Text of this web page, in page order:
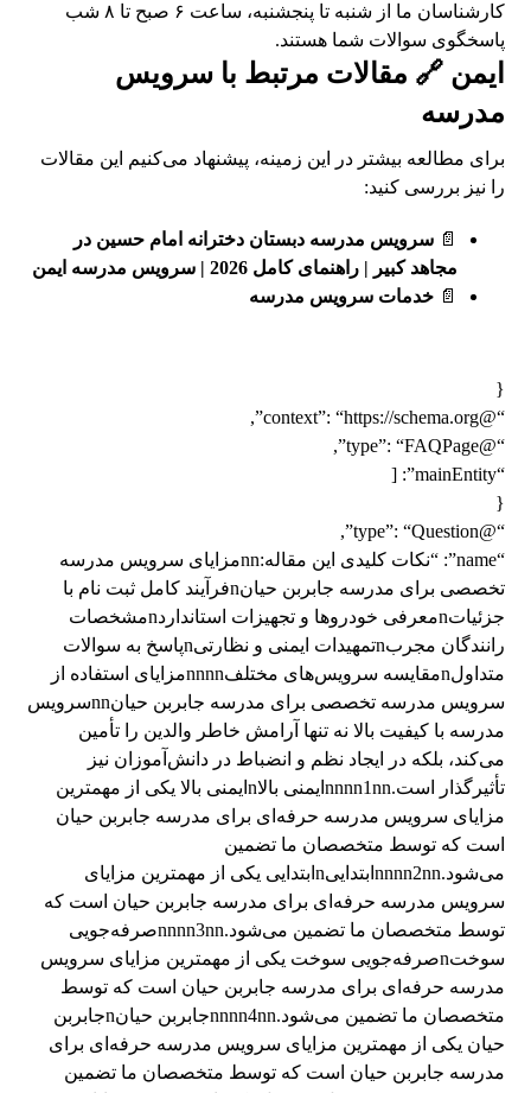
کارشناسان ما از شنبه تا پنجشنبه، ساعت ۶ صبح تا ۸ شب
پاسخگوی سوالات شما هستند.
ایمن 🔗 مقالات مرتبط با سرویس
مدرسه
برای مطالعه بیشتر در این زمینه، پیشنهاد می‌کنیم این مقالات
را نیز بررسی کنید:
📄سرویس مدرسه دبستان دخترانه امام حسین در
مجاهد کبیر | راهنمای کامل 2026 | سرویس مدرسه ایمن
📄خدمات سرویس مدرسه
{
“@context”: “https://schema.org”,
“@type”: “FAQPage”,
“mainEntity”: [
{
“@type”: “Question”,
“name”: “نکات کلیدی این مقاله:nnمزایای سرویس مدرسه
تخصصی برای مدرسه جابربن حیانnفرآیند کامل ثبت نام با
جزئیاتnمعرفی خودروها و تجهیزات استانداردnمشخصات
رانندگان مجربnتمهیدات ایمنی و نظارتیnپاسخ به سوالات
متداولnمقایسه سرویس‌های مختلفnnnnمزایای استفاده از
سرویس مدرسه تخصصی برای مدرسه جابربن حیانnnسرویس
مدرسه با کیفیت بالا نه تنها آرامش خاطر والدین را تأمین
می‌کند، بلکه در ایجاد نظم و انضباط در دانش‌آموزان نیز
تأثیرگذار است.nnnn1nnایمنی بالاnایمنی بالا یکی از مهمترین
مزایای سرویس مدرسه حرفه‌ای برای مدرسه جابربن حیان
است که توسط متخصصان ما تضمین
می‌شود.nnnn2nnابتداییnابتدایی یکی از مهمترین مزایای
سرویس مدرسه حرفه‌ای برای مدرسه جابربن حیان است که
توسط متخصصان ما تضمین می‌شود.nnnn3nnصرفه‌جویی
سوختnصرفه‌جویی سوخت یکی از مهمترین مزایای سرویس
مدرسه حرفه‌ای برای مدرسه جابربن حیان است که توسط
متخصصان ما تضمین می‌شود.nnnn4nnجابربن حیانnجابربن
حیان یکی از مهمترین مزایای سرویس مدرسه حرفه‌ای برای
مدرسه جابربن حیان است که توسط متخصصان ما تضمین